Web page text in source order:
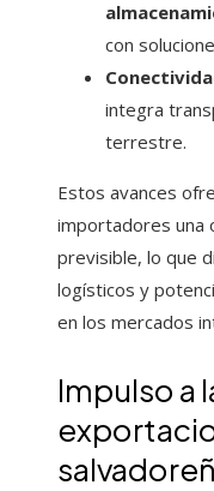
con
integra
terrestre.
Estos avances
importadores una
previsible, lo que
logísticos y
en los mercados
Impulso a